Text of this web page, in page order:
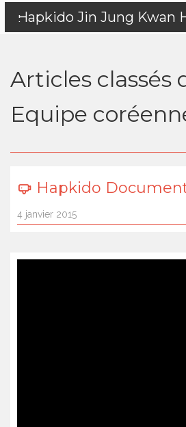
Hapkido Jin Jung Kwan
Articles classés
Equipe
Hapkido
4 janvier 2015